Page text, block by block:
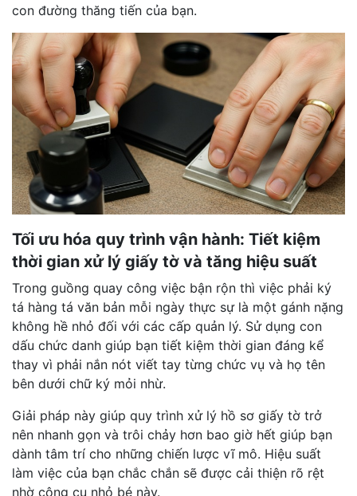
con đường thăng tiến của bạn.
Tối ưu hóa quy trình vận hành: Tiết kiệm
thời gian xử lý giấy tờ và tăng hiệu suất
Trong guồng quay công việc bận rộn thì việc phải ký
tá hàng tá văn bản mỗi ngày thực sự là một gánh nặng
không hề nhỏ đối với các cấp quản lý. Sử dụng con
dấu chức danh giúp bạn tiết kiệm thời gian đáng kể
thay vì phải nắn nót viết tay từng chức vụ và họ tên
bên dưới chữ ký mỏi nhừ.
Giải pháp này giúp quy trình xử lý hồ sơ giấy tờ trở
nên nhanh gọn và trôi chảy hơn bao giờ hết giúp bạn
dành tâm trí cho những chiến lược vĩ mô. Hiệu suất
làm việc của bạn chắc chắn sẽ được cải thiện rõ rệt
nhờ công cụ nhỏ bé này.